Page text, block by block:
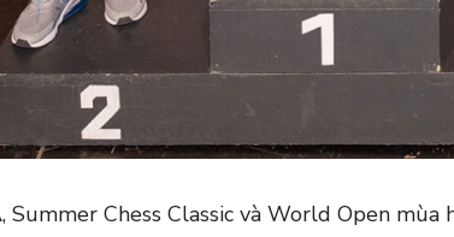
Chess Classic và World Open